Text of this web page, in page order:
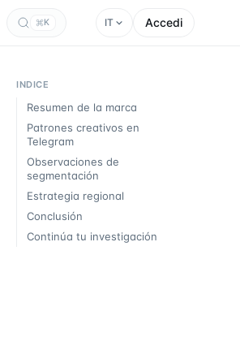
K IT Accedi
INDICE
Resumen de la marca
Patrones creativos en
Telegram
Observaciones de
segmentación
Estrategia regional
Conclusión
Continúa tu investigación